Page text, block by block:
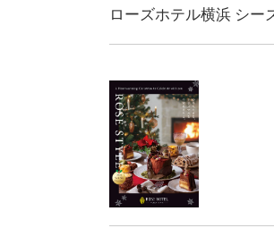
ローズホテル横浜 シー